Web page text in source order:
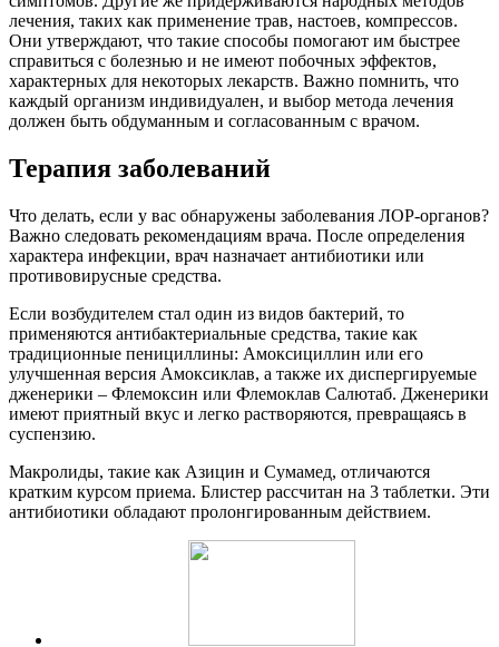
лечения, таких как применение трав, настоев, компрессов.
Они утверждают, что такие способы помогают им быстрее
справиться с болезнью и не имеют побочных эффектов,
характерных для некоторых лекарств. Важно помнить, что
каждый организм индивидуален, и выбор метода лечения
должен быть обдуманным и согласованным с врачом.
Терапия заболеваний
Что делать, если у вас обнаружены заболевания ЛОР-органов?
Важно следовать рекомендациям врача. После определения
характера инфекции, врач назначает антибиотики или
противовирусные средства.
Если возбудителем стал один из видов бактерий, то
применяются антибактериальные средства, такие как
традиционные пенициллины: Амоксициллин или его
улучшенная версия Амоксиклав, а также их диспергируемые
дженерики – Флемоксин или Флемоклав Салютаб. Дженерики
имеют приятный вкус и легко растворяются, превращаясь в
суспензию.
Макролиды, такие как Азицин и Сумамед, отличаются
кратким курсом приема. Блистер рассчитан на 3 таблетки. Эти
антибиотики обладают пролонгированным действием.